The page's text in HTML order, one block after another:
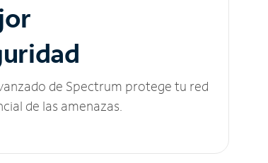
de Spectrum protege tu red
de las amenazas.